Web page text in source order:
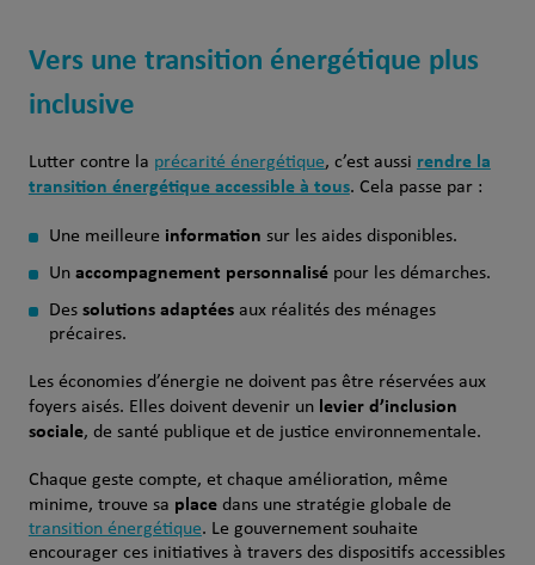
Vers une transition énergétique plus
inclusive
Lutter contre la précarité énergétique, c’est aussi rendre la
transition énergétique accessible à tous. Cela passe par :
Une meilleure information sur les aides disponibles.
Un accompagnement personnalisépour les démarches.
Des solutions adaptéesaux réalités des ménages
précaires.
Les économies d’énergie ne doivent pas être réservées aux
foyers aisés. Elles doivent devenir un levier d’inclusion
sociale, de santé publique et de justice environnementale.
Chaque geste compte, et chaque amélioration, même
minime, trouve sa placedans une stratégie globale de
transition énergétique. Le gouvernement souhaite
encourager ces initiatives à travers des dispositifs accessibles